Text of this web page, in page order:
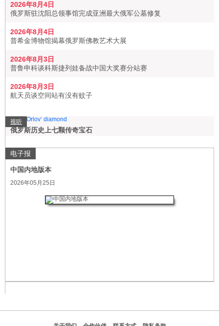
2026年8月4日
俄罗斯驻沈阳总领事馆完成亚洲最大俄军公墓修复
2026年8月4日
普希金博物馆揭幕俄罗斯佛教艺术大展
2026年8月3日
普鲁申科谈科斯捷列娃备战中国大奖赛分站赛
2026年8月3日
航天员谈空间站有没有蚊子
视听
俄罗斯历史上七颗传奇宝石
电子报
中国内地版本
2026年05月25日